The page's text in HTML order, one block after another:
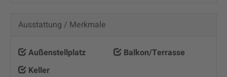
Ausstattung / Merkmale
Außenstellplatz
Balkon/Terrasse
Keller